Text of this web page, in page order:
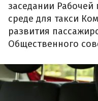
заседании
среде для такси
развития
Общественного